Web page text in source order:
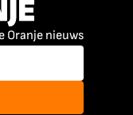
Oranje nieuws